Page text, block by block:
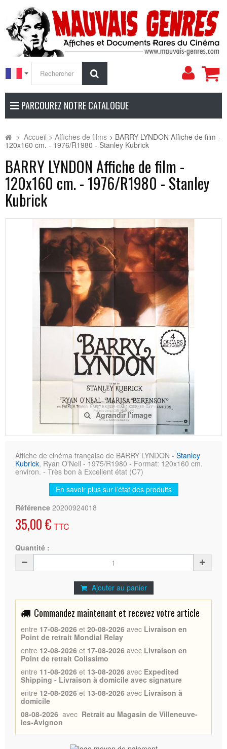
Mon
PARCOUREZ NOTRE CATALOGUE
> Accueil > Affiches de films > BARRY LYNDON Affiche de film -
120x160 cm. - 1976/R1980 - Stanley Kubrick
BARRY LYNDON Affiche de film -
120x160 cm. - 1976/R1980 - Stanley
Kubrick
Agrandir l'image
Affiche de cinéma française de BARRY LYNDON - Stanley
Kubrick, Ryan O'Neil - 1975/R1980 - Format: 120x160 cm.
environ. - Très bon à Excellent état (C7)
En savoir plus sur l’état des produits
Référence 20200924018
35,00 € TTC
Quantité :
Ajouter au panier
Commandez maintenant et recevez votre article
entre 17-08-2026 et 20-08-2026 avec Livraison en
Point de retrait Mondial Relay
entre 12-08-2026 et 17-08-2026 avec Livraison en
Point de retrait Colissimo
entre 11-08-2026 et 13-08-2026 avec Expedited
Shipping - Livraison à domicile avec signature
entre 12-08-2026 et 13-08-2026 avec Livraison à
domicile
08-08-2026 avec Retrait au Magasin de Villeneuve-
les-Avignon